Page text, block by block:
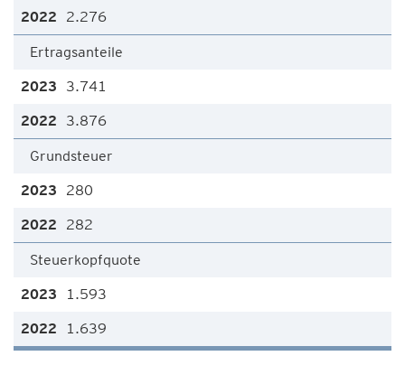
2.276
Ertragsanteile
3.741
3.876
Grundsteuer
280
282
Steuerkopfquote
1.593
1.639